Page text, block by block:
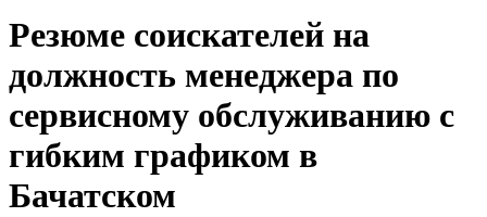
Резюме соискателей на
должность менеджера по
сервисному обслуживанию с
гибким графиком в
Бачатском